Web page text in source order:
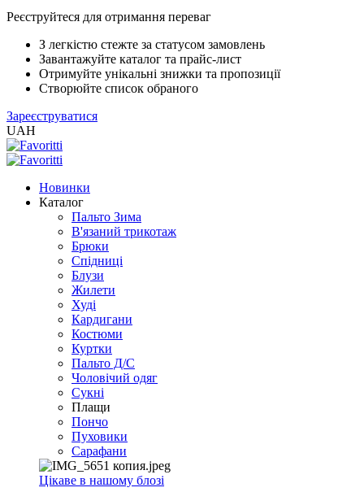
Реєструйтеся для отримання переваг
З легкістю стежте за статусом замовлень
Завантажуйте каталог та прайс-лист
Отримуйте унікальні знижки та пропозиції
Створюйте список обраного
Зареєструватися
UAH
Новинки
Каталог
Пальто Зима
В'язаний трикотаж
Брюки
Спідниці
Блузи
Жилети
Худі
Кардигани
Костюми
Куртки
Пальто Д/С
Чоловічий одяг
Сукні
Плащи
Пончо
Пуховики
Сарафани
Цікаве в нашому блозі
EXCEL
(Розн.)
XLS
EXCEL
2005
(Опт)
XLSX